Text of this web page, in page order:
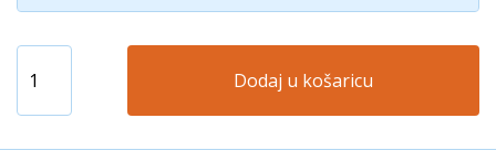
Dodaj u košaricu